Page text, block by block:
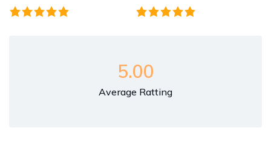
5.00
Average Ratting